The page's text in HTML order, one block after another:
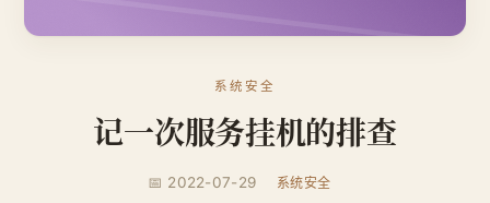
系统安全
记一次服务挂机的排查
📅 2022-07-29 系统安全